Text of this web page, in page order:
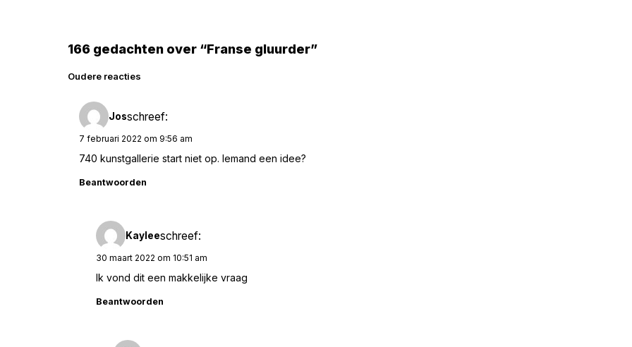
166 gedachten over “Franse gluurder”
Reacties
navigatie
Oudere reacties
Josschreef:
7 februari 2022 om 9:56 am
740 kunstgallerie start niet op. Iemand een idee?
Beantwoorden
Kayleeschreef:
30 maart 2022 om 10:51 am
Ik vond dit een makkelijke vraag
Beantwoorden